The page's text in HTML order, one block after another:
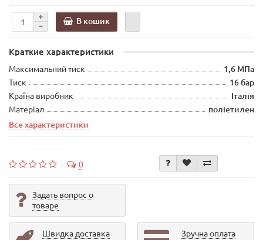
В кошик
Краткие характеристики
Максимальний тиск 1,6 МПа
Тиск 16 бар
Країна виробник Італія
Матеріал
поліетилен
Все характеристики
0
Задать вопрос о
товаре
Швидка доставка Зручна оплата